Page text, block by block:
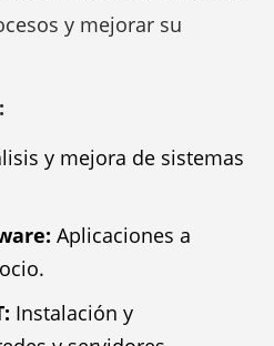
y mejorar su
y mejora de sistemas
Aplicaciones a
Instalación y